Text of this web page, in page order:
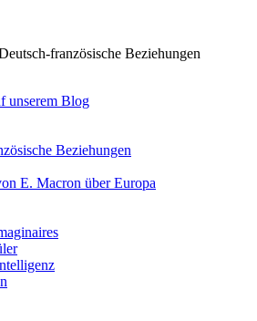
französische Beziehungen
unserem Blog
Beziehungen
E. Macron über Europa